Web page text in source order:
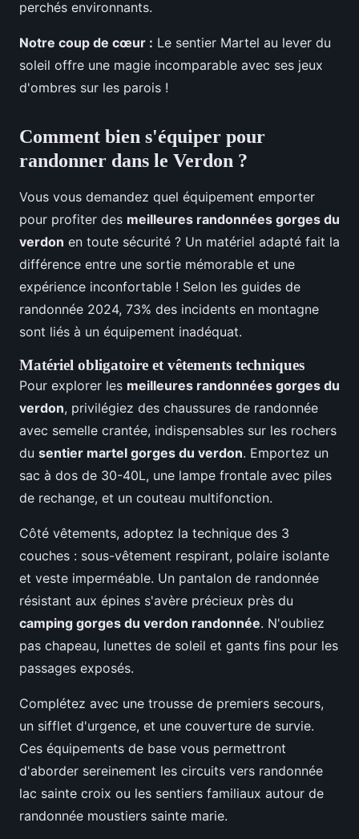
perchés environnants.
Notre coup de cœur : Le sentier Martel au lever du
soleil offre une magie incomparable avec ses jeux
d'ombres sur les parois !
Comment bien s'équiper pour
randonner dans le Verdon ?
Vous vous demandez quel équipement emporter
pour profiter des meilleures randonnées gorges du
verdon en toute sécurité ? Un matériel adapté fait la
différence entre une sortie mémorable et une
expérience inconfortable ! Selon les guides de
randonnée 2024, 73% des incidents en montagne
sont liés à un équipement inadéquat.
Matériel obligatoire et vêtements techniques
Pour explorer les meilleures randonnées gorges du
verdon, privilégiez des chaussures de randonnée
avec semelle crantée, indispensables sur les rochers
du sentier martel gorges du verdon. Emportez un
sac à dos de 30-40L, une lampe frontale avec piles
de rechange, et un couteau multifonction.
Côté vêtements, adoptez la technique des 3
couches : sous-vêtement respirant, polaire isolante
et veste imperméable. Un pantalon de randonnée
résistant aux épines s'avère précieux près du
camping gorges du verdon randonnée. N'oubliez
pas chapeau, lunettes de soleil et gants fins pour les
passages exposés.
Complétez avec une trousse de premiers secours,
un sifflet d'urgence, et une couverture de survie.
Ces équipements de base vous permettront
d'aborder sereinement les circuits vers randonnée
lac sainte croix ou les sentiers familiaux autour de
randonnée moustiers sainte marie.